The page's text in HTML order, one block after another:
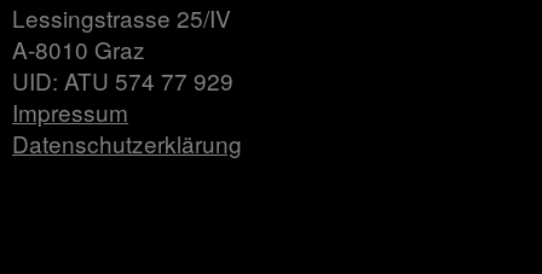
Lessingstrasse 25/IV
A-8010 Graz
UID: ATU 574 77 929
Impressum
Datenschutzerklärung